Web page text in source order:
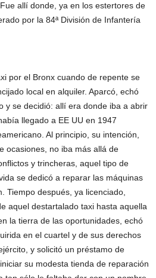
allí donde, ya en los estertores de
por la 84ª División de Infantería
por el Bronx cuando de repente se
local en alquiler. Aparcó, echó
y se decidió: allí era donde iba a abrir
llegado a EE UU en 1947
Al principio, su intención,
ocasiones, no iba más allá de
y trincheras, aquel tipo de
se dedicó a reparar las máquinas
Tiempo después, ya licenciado,
aquel destartalado taxi hasta aquella
la tierra de las oportunidades, echó
en el cuartel y de sus derechos
y solicitó un préstamo de
su modesta tienda de reparación